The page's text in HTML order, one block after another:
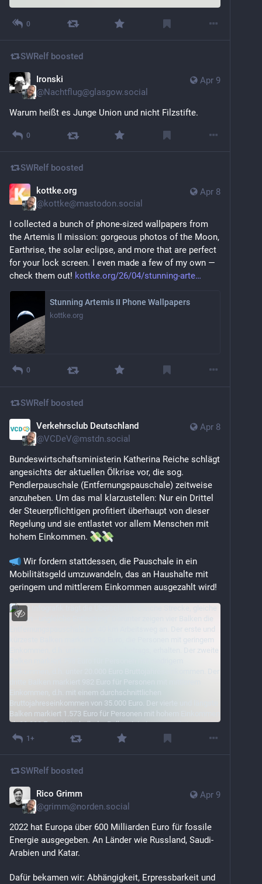
0
SWRelf boosted
Apr 9
Ironski
@Nachtflug@glasgow.social
Warum heißt es Junge Union und nicht Filzstifte.
0
SWRelf boosted
Apr 8
kottke.org
@kottke@mastodon.social
I collected a bunch of phone-sized wallpapers from
the Artemis II mission: gorgeous photos of the Moon,
Earthrise, the solar eclipse, and more that are perfect
for your lock screen. I even made a few of my own —
check them out! kottke.org/26/04/stunning-arte
Stunning Artemis II Phone Wallpapers
kottke.org
0
SWRelf boosted
Apr 8
Verkehrsclub Deutschland
@VCDeV@mstdn.social
Bundeswirtschaftsministerin Katherina Reiche schlägt
angesichts der aktuellen Ölkrise vor, die sog.
Pendlerpauschale (Entfernungspauschale) zeitweise
anzuheben. Um das mal klarzustellen: Nur ein Drittel
der Steuerpflichtigen profitiert überhaupt von dieser
Regelung und sie entlastet vor allem Menschen mit
hohem Einkommen.
Wir fordern stattdessen, die Pauschale in ein
Mobilitätsgeld umzuwandeln, das an Haushalte mit
geringem und mittlerem Einkommen ausgezahlt wird!
1+
SWRelf boosted
Apr 9
Rico Grimm
@grimm@norden.social
2022 hat Europa über 600 Milliarden Euro für fossile
Energie ausgegeben. An Länder wie Russland, Saudi-
Arabien und Katar.
Dafür bekamen wir: Abhängigkeit, Erpressbarkeit und